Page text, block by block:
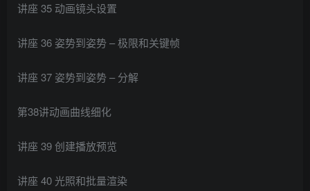
讲座 35 动画镜头设置
讲座 36 姿势到姿势 – 极限和关键帧
讲座 37 姿势到姿势 – 分解
第38讲动画曲线细化
讲座 39 创建播放预览
讲座 40 光照和批量渲染